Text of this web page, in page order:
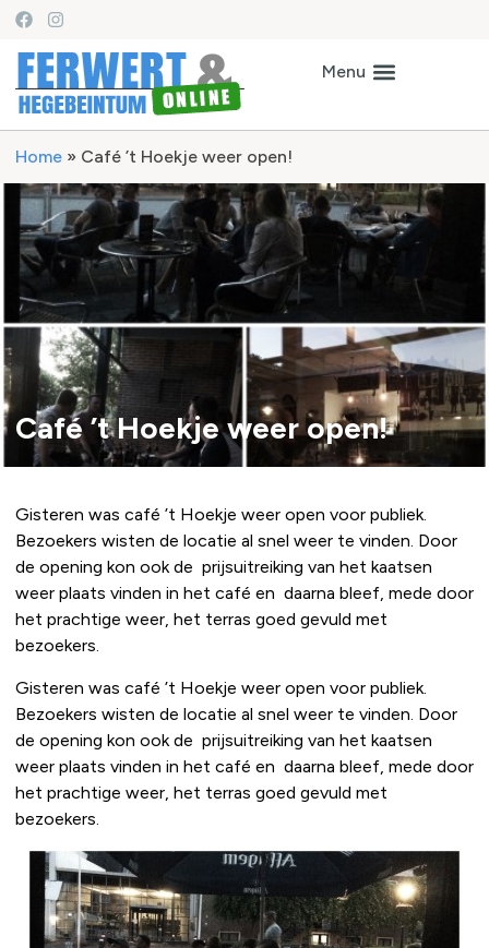
Home » Café ’t Hoekje weer open!
Café ’t Hoekje weer open!
Gisteren was café ’t Hoekje weer open voor publiek.
Bezoekers wisten de locatie al snel weer te vinden. Door
de opening kon ook de prijsuitreiking van het kaatsen
weer plaats vinden in het café en daarna bleef, mede door
het prachtige weer, het terras goed gevuld met
bezoekers.
Gisteren was café ’t Hoekje weer open voor publiek.
Bezoekers wisten de locatie al snel weer te vinden. Door
de opening kon ook de prijsuitreiking van het kaatsen
weer plaats vinden in het café en daarna bleef, mede door
het prachtige weer, het terras goed gevuld met
bezoekers.